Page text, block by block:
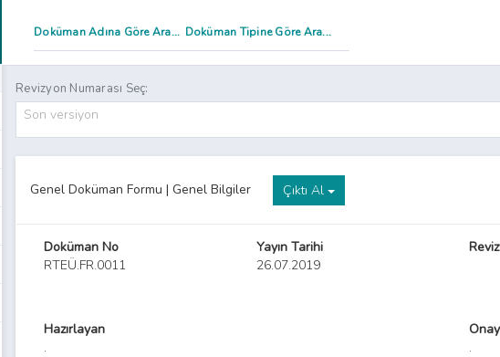
Revizyon Numarası Seç:
Son versiyon
Genel Doküman Formu | Genel Bilgiler Çıktı Al
Doküman No
RTEÜ.FR.0011
Yayın Tarihi
26.07.2019
Hazırlayan
.
.